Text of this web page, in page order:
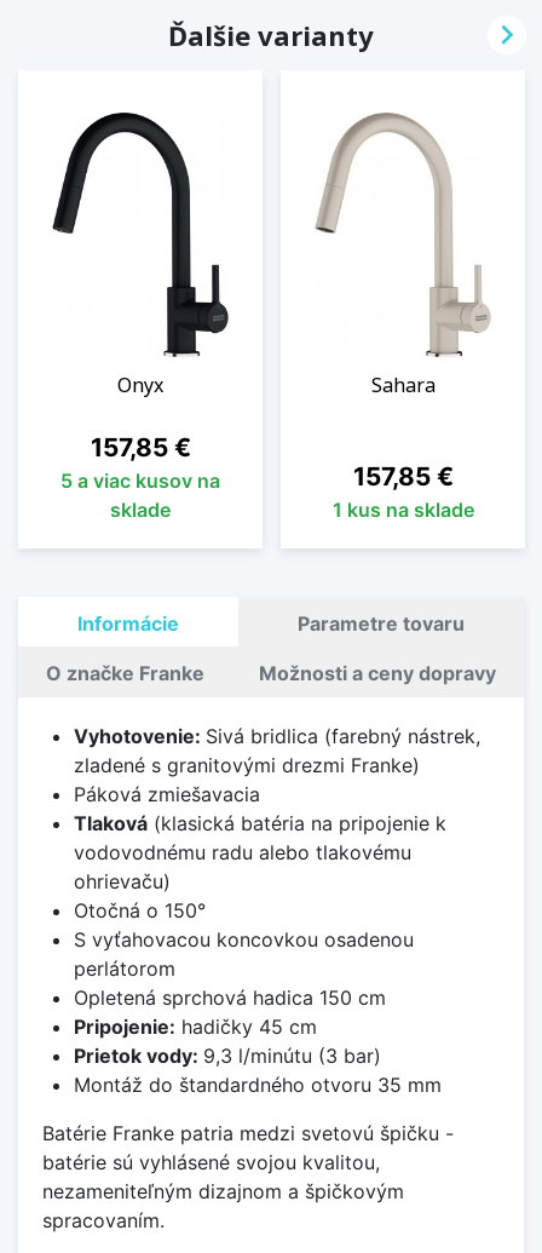
Ďalšie varianty
Onyx
Cena
157,85 €
5 a viac kusov na
sklade
Sahara
Cena
157,85 €
1 kus na sklade

Informácie Parametre tovaru
O značke Franke Možnosti a ceny dopravy
Vyhotovenie: Sivá bridlica (farebný nástrek,
zladené s granitovými drezmi Franke)
Páková zmiešavacia
Tlaková(klasická batéria na pripojenie k
vodovodnému radu alebo tlakovému
ohrievaču)
Otočná o 150°
S vyťahovacou koncovkou osadenou
perlátorom
Opletená sprchová hadica 150 cm
Pripojenie: hadičky 45 cm
Prietok vody: 9,3 l/minútu (3 bar)
Montáž do štandardného otvoru 35 mm
Batérie Franke patria medzi svetovú špičku -
batérie sú vyhlásené svojou kvalitou,
nezameniteľným dizajnom a špičkovým
spracovaním.